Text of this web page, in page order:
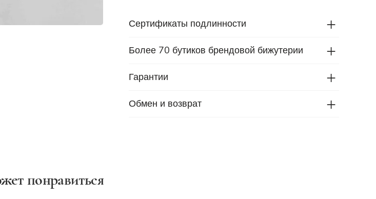
Сертификаты подлинности
Более 70 бутиков брендовой бижутерии
Гарантии
Обмен и возврат
понравиться